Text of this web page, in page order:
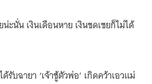
ะนั่น เงินเดือนหาย เงินชดเชยก็ไม่ได้
บฉายา ‘เจ้าชู้ตัวพ่อ’ เกิดคว้าเอวแม่